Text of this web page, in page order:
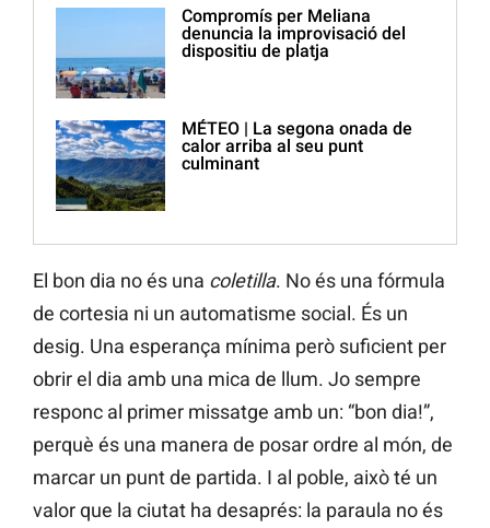
Compromís per Meliana
denuncia la improvisació del
dispositiu de platja
MÉTEO | La segona onada de
calor arriba al seu punt
culminant
El bon dia no és una coletilla. No és una fórmula
de cortesia ni un automatisme social. És un
desig. Una esperança mínima però suficient per
obrir el dia amb una mica de llum. Jo sempre
responc al primer missatge amb un: “bon dia!”,
perquè és una manera de posar ordre al món, de
marcar un punt de partida. I al poble, això té un
valor que la ciutat ha desaprés: la paraula no és